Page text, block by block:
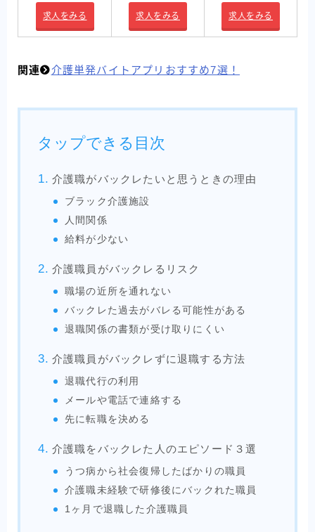
求人をみる 求人をみる 求人をみる
関連 介護単発バイトアプリおすすめ7選！
タップできる目次
介護職がバックレたいと思うときの理由
ブラック介護施設
人間関係
給料が少ない
介護職員がバックレるリスク
職場の近所を通れない
バックレた過去がバレる可能性がある
退職関係の書類が受け取りにくい
介護職員がバックレずに退職する方法
退職代行の利用
メールや電話で連絡する
先に転職を決める
介護職をバックレた人のエピソード３選
うつ病から社会復帰したばかりの職員
介護職未経験で研修後にバックれた職員
1ヶ月で退職した介護職員